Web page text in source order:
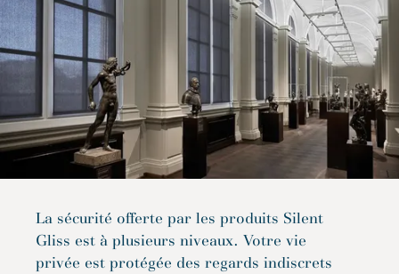
La sécurité offerte par les produits Silent
Gliss est à plusieurs niveaux. Votre vie
privée est protégée des regards indiscrets